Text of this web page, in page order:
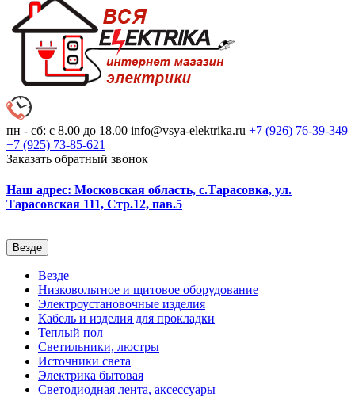
пн - сб: с 8.00 до 18.00 info@vsya-elektrika.ru +7 (926) 76-39-349
+7 (925) 73-85-621
Заказать обратный звонок
Наш адрес: Московская область, с.Тарасовка, ул.
Тарасовская 111, Стр.12, пав.5
Везде
Везде
Низковольтное и щитовое оборудование
Электроустановочные изделия
Кабель и изделия для прокладки
Теплый пол
Светильники, люстры
Источники света
Электрика бытовая
Светодиодная лента, аксессуары